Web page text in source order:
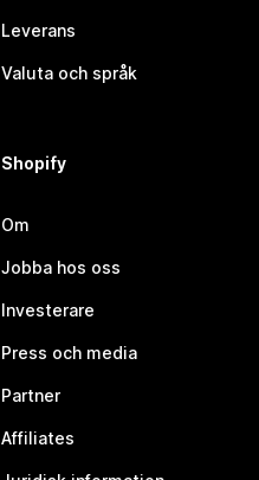
Leverans
Valuta och språk
Shopify
Om
Jobba hos oss
Investerare
Press och media
Partner
Affiliates